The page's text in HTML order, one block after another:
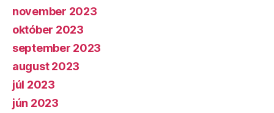
november 2023
október 2023
september 2023
august 2023
júl 2023
jún 2023